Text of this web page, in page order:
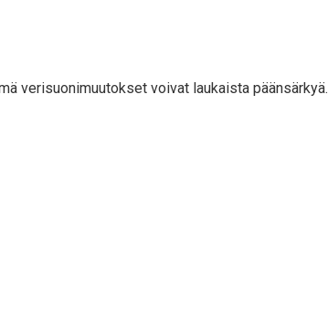
verisuonimuutokset voivat laukaista päänsärkyä.